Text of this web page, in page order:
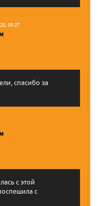
00:27
спасибо за
с этой
с